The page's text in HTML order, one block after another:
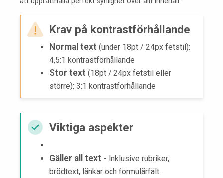
Krav på kontrastförhållande
Normal text (under 18pt / 24px fetstil):
4,5:1 kontrastförhållande
Stor text (18pt / 24px fetstil eller
större): 3:1 kontrastförhållande
Viktiga aspekter
Gäller all text - Inklusive rubriker,
brödtext, länkar och formulärfält.